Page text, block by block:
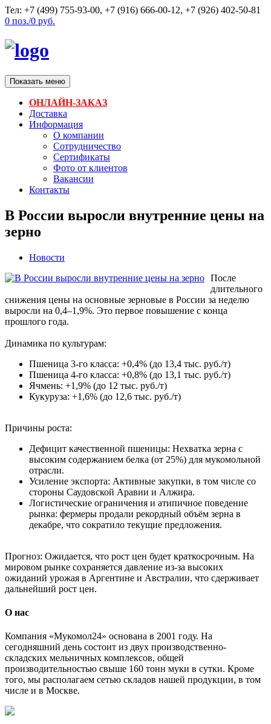
Тел: +7 (499) 755-93-00, +7 (916) 666-00-12, +7 (926) 402-50-81
0 поз./0 руб.
Показать меню
ОНЛАЙН-ЗАКАЗ
Доставка
Информация
О компании
Сотрудничество
Сертификаты
Фото от клиентов
Вакансии
Контакты
В России выросли внутренние цены на
зерно
Новости
После
длительного
снижения цены на основные зерновые в России за неделю
выросли на 0,4–1,9%. Это первое повышение с конца
прошлого года.
Динамика по культурам:
Пшеница 3-го класса: +0,4% (до 13,4 тыс. руб./т)
Пшеница 4-го класса: +0,8% (до 13,1 тыс. руб./т)
Ячмень: +1,9% (до 12 тыс. руб./т)
Кукуруза: +1,6% (до 12,6 тыс. руб./т)
Причины роста:
Дефицит качественной пшеницы: Нехватка зерна с
высоким содержанием белка (от 25%) для мукомольной
отрасли.
Усиление экспорта: Активные закупки, в том числе со
стороны Саудовской Аравии и Алжира.
Логистические ограничения и атипичное поведение
рынка: фермеры продали рекордный объём зерна в
декабре, что сократило текущие предложения.
Прогноз: Ожидается, что рост цен будет краткосрочным. На
мировом рынке сохраняется давление из-за высоких
ожиданий урожая в Аргентине и Австралии, что сдерживает
дальнейший рост цен.
О нас
Компания «Мукомол24» основана в 2001 году. На
сегодняшний день состоит из двух производственно-
складских мельничных комплексов, общей
производительностью свыше 160 тонн муки в сутки. Кроме
того, мы располагаем сетью складов нашей продукции, в том
числе и в Москве.